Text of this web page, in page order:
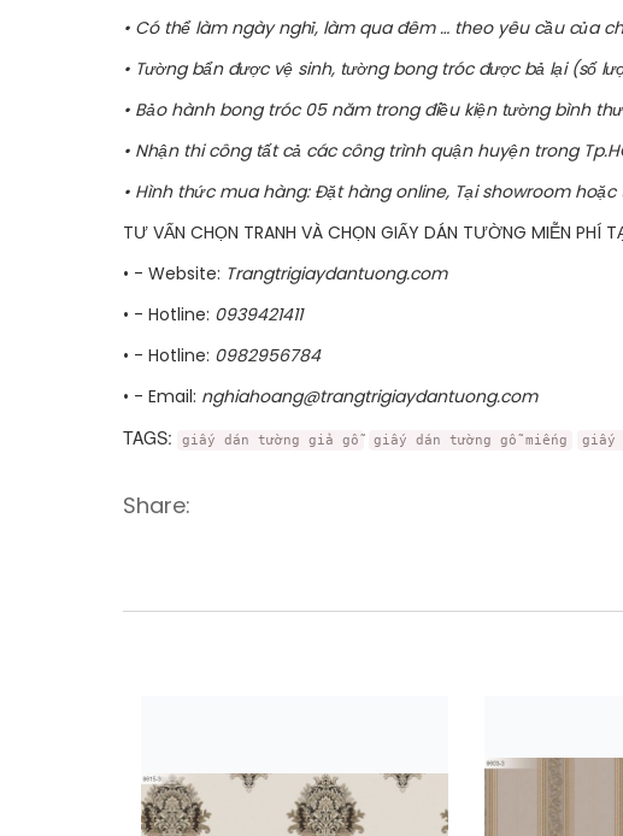
• Có thể làm ngày nghỉ, làm qua đêm … theo yêu cầu của
• Tường bẩn được vệ sinh, tường bong tróc được bả lại (số
• Bảo hành bong tróc 05 năm trong điều kiện tường bình
• Nhận thi công tất cả các công trình quận huyện trong
• Hình thức mua hàng: Đặt hàng online, Tại showroom
TƯ VẤN CHỌN TRANH VÀ CHỌN GIẤY DÁN TƯỜNG MIỄN PHÍ
• - Website: Trangtrigiaydantuong.com
• - Hotline: 0939421411
• - Hotline: 0982956784
• - Email: nghiahoang@trangtrigiaydantuong.com
TAGS:
giấy dán tường giả gỗ giấy dán tường gỗ miếng giấy
Share: